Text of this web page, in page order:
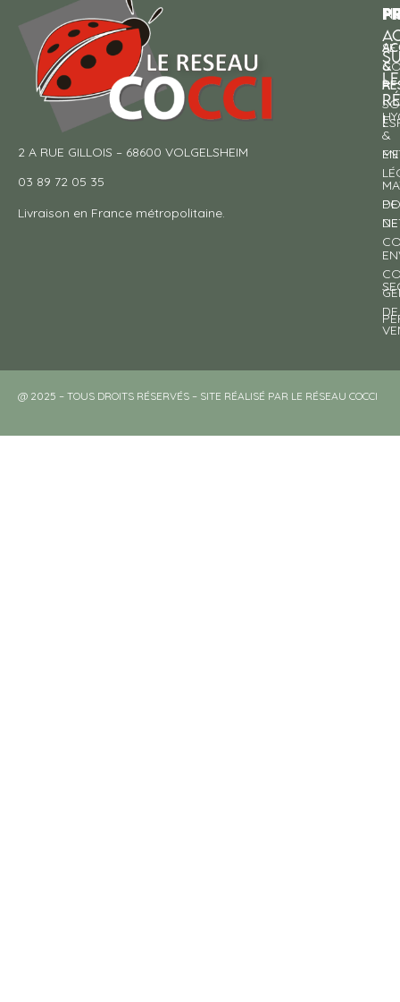
2 A RUE GILLOIS – 68600 VOLGELSHEIM
03 89 72 05 35
Livraison en France métropolitaine.
&
&
DE
SE
À
DE
DE
!
@ 2025 – TOUS DROITS RÉSERVÉS – SITE RÉALISÉ PAR LE RÉSEAU COCCI